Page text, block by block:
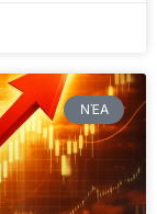
ΝΈΑ